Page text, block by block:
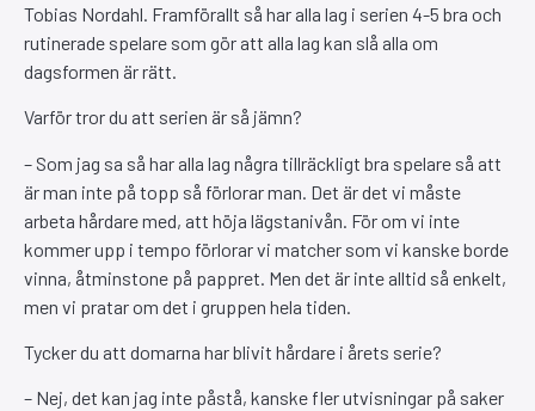
Tobias Nordahl. Framförallt så har alla lag i serien 4-5 bra och
rutinerade spelare som gör att alla lag kan slå alla om
dagsformen är rätt.
Varför tror du att serien är så jämn?
– Som jag sa så har alla lag några tillräckligt bra spelare så att
är man inte på topp så förlorar man. Det är det vi måste
arbeta hårdare med, att höja lägstanivån. För om vi inte
kommer upp i tempo förlorar vi matcher som vi kanske borde
vinna, åtminstone på pappret. Men det är inte alltid så enkelt,
men vi pratar om det i gruppen hela tiden.
Tycker du att domarna har blivit hårdare i årets serie?
– Nej, det kan jag inte påstå, kanske fler utvisningar på saker